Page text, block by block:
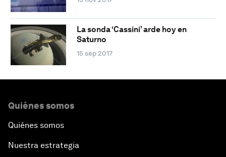
La sonda ‘Cassini’ arde hoy en
Saturno
15 sep 2017
Quiénes somos
Quiénes somos
Nuestra estrategia